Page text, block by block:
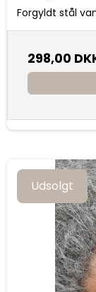
Forgyldt stål
298,00
Udsolgt